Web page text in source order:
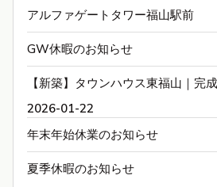
アルファゲートタワー福山駅前
GW休暇のお知らせ
【新築】タウンハウス東福山｜完
2026-01-22
年末年始休業のお知らせ
夏季休暇のお知らせ